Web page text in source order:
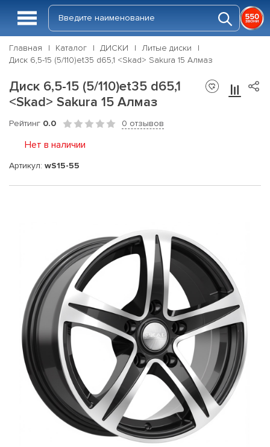
Главная Каталог ДИСКИ
Литые диски
Диск 6,5-15 (5/110)et35 d65,1 <Skad> Sakura 15 Алмаз
Диск 6,5-15 (5/110)et35 d65,1
<Skad> Sakura 15 Алмаз
Рейтинг 0.0 0 отзывов
Нет в наличии
Артикул: wS15-55